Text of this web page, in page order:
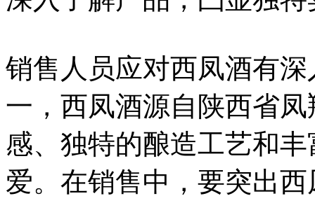
销售人员应对西凤酒有
一，西凤酒源自陕西省
感、独特的酿造工艺和
爱。在销售中，要突出